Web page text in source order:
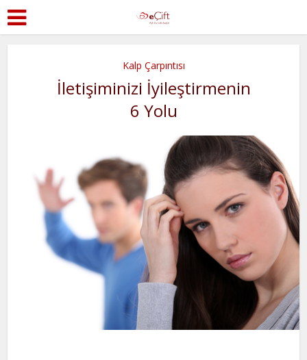
Kalp Çarpıntısı
İletişiminizi İyileştirmenin
6 Yolu